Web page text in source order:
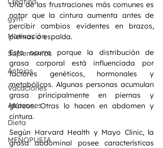
gym
Motivación
Suplementos
Antojos
Vacaciones
Atracones
Dieta
MENOPUSIA
Una de las frustraciones más comunes es
notar que la cintura aumenta antes de
percibir cambios evidentes en brazos,
piernas o espalda.
Esto ocurre porque la distribución de
grasa corporal está influenciada por
factores genéticos, hormonales y
metabólicos. Algunas personas acumulan
grasa principalmente en piernas y
glúteos. Otras lo hacen en abdomen y
cintura.
Según Harvard Health y Mayo Clinic, la
grasa abdominal posee características